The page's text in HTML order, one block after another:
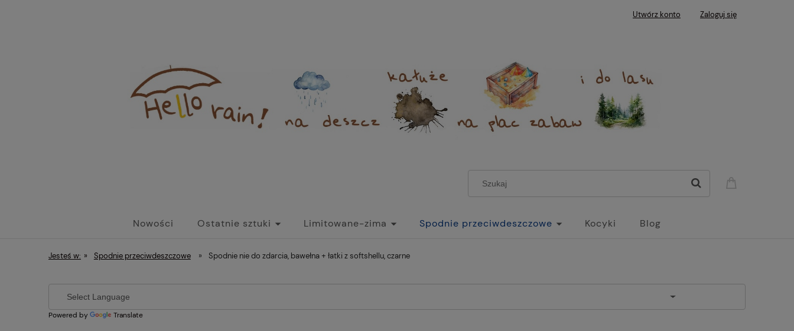
Utwórz konto Zaloguj się
Nowości Ostatnie sztuki Limitowane-zima Spodnie przeciwdeszczowe Kocyki Blog
Jesteś w: » Spodnie przeciwdeszczowe » Spodnie nie do zdarcia, bawełna + łatki z softshellu, czarne
Powered by Translate